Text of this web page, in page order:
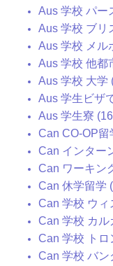
Aus 学校 パー
Aus 学校 ブリ
Aus 学校 メル
Aus 学校 他都
Aus 学校 大学
Aus 学生ビザ
Aus 学生寮
Can CO-OP留
Can インター
Can ワーキン
Can 休学留学
Can 学校 ウィ
Can 学校 カル
Can 学校 トロ
Can 学校 バン